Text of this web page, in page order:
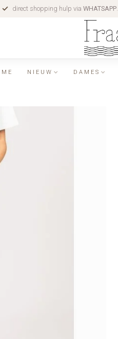
direct shopping hulp via WHATSAPP.
NIEUW DAMES